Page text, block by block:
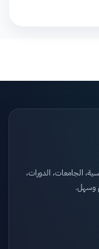
الجامعات، الدورات،
وسهل.